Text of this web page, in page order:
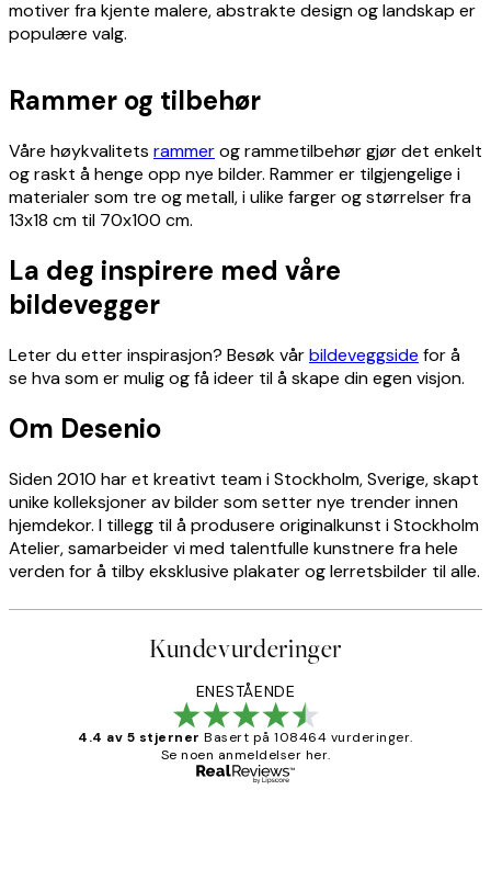
motiver fra kjente malere, abstrakte design og landskap er
populære valg.
Rammer og tilbehør
Våre høykvalitets rammerog rammetilbehør gjør det enkelt
og raskt å henge opp nye bilder. Rammer er tilgjengelige i
materialer som tre og metall, i ulike farger og størrelser fra
13x18 cm til 70x100 cm.
La deg inspirere med våre
bildevegger
Leter du etter inspirasjon? Besøk vårbildeveggside for å
se hva som er mulig og få ideer til å skape din egen visjon.
Om Desenio
Siden 2010 har et kreativt team i Stockholm, Sverige, skapt
unike kolleksjoner av bilder som setter nye trender innen
hjemdekor. I tillegg til å produsere originalkunst i Stockholm
Atelier, samarbeider vi med talentfulle kunstnere fra hele
verden for å tilby eksklusive plakater og lerretsbilder til alle.
Kundevurderinger
ENESTÅENDE
4.4 av 5 stjerner Basert på 108464 vurderinger.
Se noen anmeldelser her.